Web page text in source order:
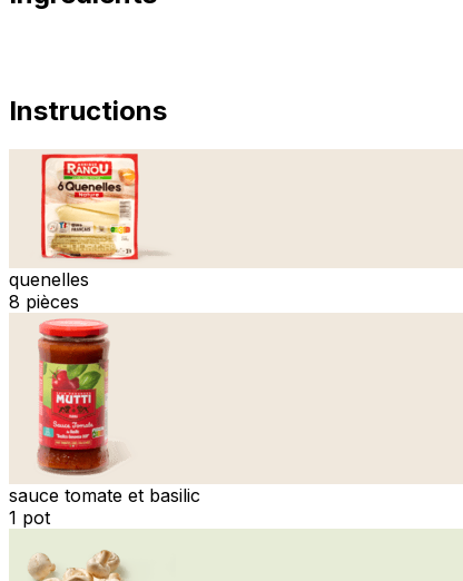
Instructions
quenelles
8 pièces
sauce tomate et basilic
1 pot